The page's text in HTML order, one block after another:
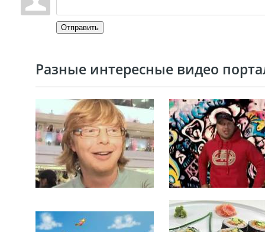
Отправить
Разные интересные видео